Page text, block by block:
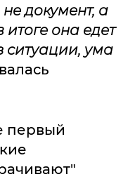
документ, а
она едет
ситуации, ума
первый